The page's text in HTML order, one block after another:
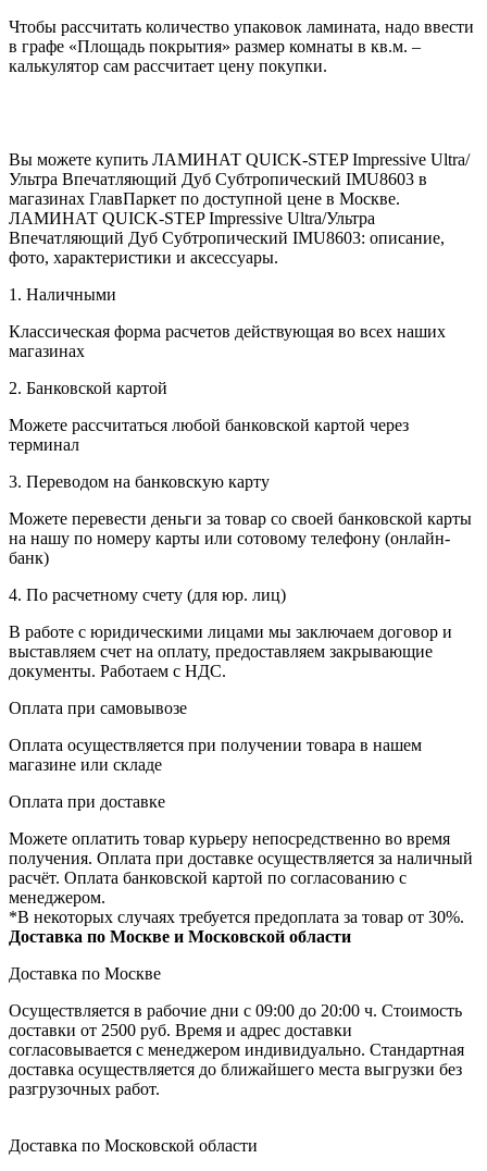
Чтобы рассчитать количество упаковок ламината, надо ввести
в графе «Площадь покрытия» размер комнаты в кв.м. –
калькулятор сам рассчитает цену покупки.
Вы можете купить ЛАМИНАТ QUICK-STEP Impressive Ultra/
Ультра Впечатляющий Дуб Субтропический IMU8603 в
магазинах ГлавПаркет по доступной цене в Москве.
ЛАМИНАТ QUICK-STEP Impressive Ultra/Ультра
Впечатляющий Дуб Субтропический IMU8603: описание,
фото, характеристики и аксессуары.
1. Наличными
Классическая форма расчетов действующая во всех наших
магазинах
2. Банковской картой
Можете рассчитаться любой банковской картой через
терминал
3. Переводом на банковскую карту
Можете перевести деньги за товар со своей банковской карты
на нашу по номеру карты или сотовому телефону (онлайн-
банк)
4. По расчетному счету (для юр. лиц)
В работе с юридическими лицами мы заключаем договор и
выставляем счет на оплату, предоставляем закрывающие
документы. Работаем с НДС.
Оплата при самовывозе
Оплата осуществляется при получении товара в нашем
магазине или складе
Оплата при доставке
Можете оплатить товар курьеру непосредственно во время
получения. Оплата при доставке осуществляется за наличный
расчёт. Оплата банковской картой по согласованию с
менеджером.
*В некоторых случаях требуется предоплата за товар от 30%.
Доставка по Москве и Московской области
Доставка по Москве
Осуществляется в рабочие дни с 09:00 до 20:00 ч. Стоимость
доставки от 2500 руб. Время и адрес доставки
согласовывается с менеджером индивидуально. Стандартная
доставка осуществляется до ближайшего места выгрузки без
разгрузочных работ.
Доставка по Московской области